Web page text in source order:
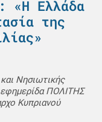
«Η Ελλάδα
της
Νησιωτικής
εφημερίδα ΠΟΛΙΤΗΣ
Κυπριανού